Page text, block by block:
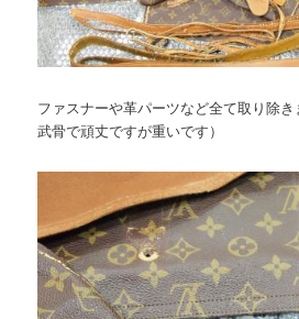
ファスナーや革パーツなど全て取り除
武骨で頑丈ですが重いです）